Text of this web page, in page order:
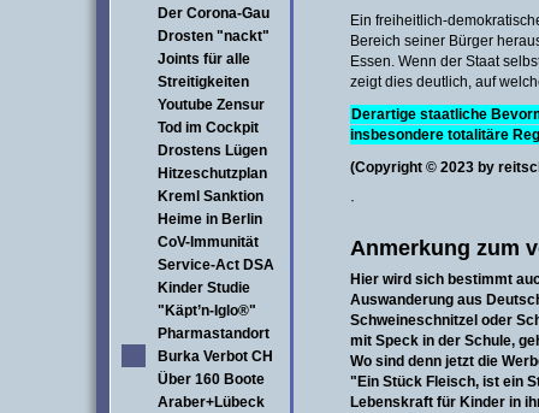
Der Corona-Gau
Drosten "nackt"
Joints für alle
Streitigkeiten
Youtube Zensur
Tod im Cockpit
Drostens Lügen
Hitzeschutzplan
Kreml Sanktion
Heime in Berlin
CoV-Immunität
Service-Act DSA
Kinder Studie
"Käpt’n-Iglo®"
Pharmastandort
Burka Verbot CH
Über 160 Boote
Araber+Lübeck
Ein freiheitlich-
Bereich seiner Bürger
Essen. Wenn der Staat
zeigt dies deutlich, auf
Derartige staatliche
insbesondere totalitäre
(Copyright © 2023 by
·
Anmerkung zum
Hier wird sich bestimmt
Auswanderung aus
Schweineschnitzel oder
mit Speck in der Schule,
Wo sind denn jetzt die
"Ein Stück Fleisch, ist ein
Lebenskraft für Kinder in